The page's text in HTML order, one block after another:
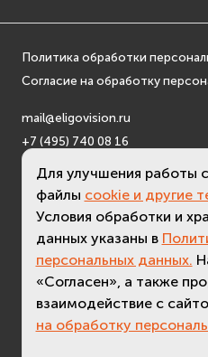
Политика обработки
Согласие на обработку
mail@eligovision.ru
+7 (495) 740 08 16
© ООО "ЭлигоВижн", 2005-2026
Для улучшения работы
файлы cookie и другие
Условия обработки и
данных указаны в
персональных данных.
«Согласен», а также
взаимодействие с
на обработку